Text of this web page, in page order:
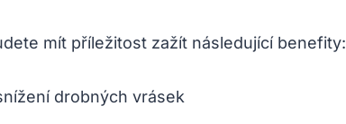
mít příležitost zažít následující benefity:
drobných vrásek